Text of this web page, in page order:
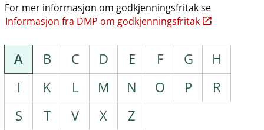
For mer informasjon om godkjenningsfritak se
Informasjon fra DMP om godkjenningsfritak
A B C D E F G
H
I
K L M N O P
R
S
T V X Z